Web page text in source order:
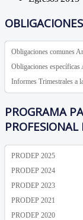
Obligaciones comunes
Obligaciones específicas
Informes Trimestrales a
PROGRAMA
PRODEP 2025
PRODEP 2024
PRODEP 2023
PRODEP 2021
PRODEP 2020